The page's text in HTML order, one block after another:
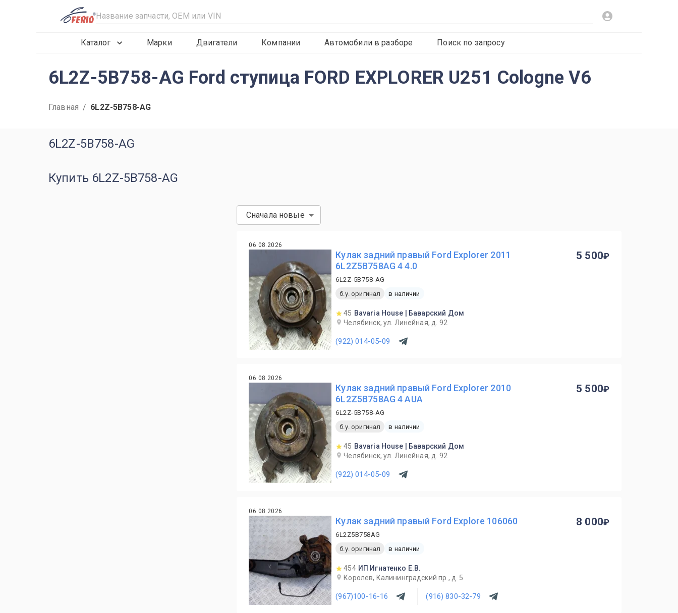
R
Каталог Марки Двигатели Компании Автомобили в разборе Поиск по запросу
6L2Z-5B758-AG Ford ступица FORD EXPLORER U251 Cologne V6
Главная / 6L2Z-5B758-AG
6L2Z-5B758-AG
Купить 6L2Z-5B758-AG
Сначала новые
06.08.2026
Кулак задний правый Ford Explorer 2011
6L2Z5B758AG 4 4.0
6L2Z-5B758-AG
б.у. оригинал
в наличии
45 Bavaria House | Баварский Дом
Челябинск, ул. Линейная, д. 92
(922) 014-05-09
5 500
06.08.2026
Кулак задний правый Ford Explorer 2010
6L2Z5B758AG 4 AUA
6L2Z-5B758-AG
б.у. оригинал
в наличии
45 Bavaria House | Баварский Дом
Челябинск, ул. Линейная, д. 92
(922) 014-05-09
5 500
06.08.2026
Кулак задний правый Ford Explore 106060
6L2Z5B758AG
б.у. оригинал
в наличии
454 ИП Игнатенко Е.В.
Королев, Калининградский пр., д. 5
(967)100-16-16 (916) 830-32-79
8 000